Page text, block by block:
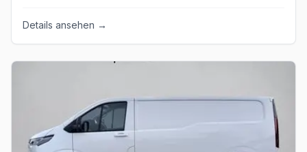
Details ansehen →